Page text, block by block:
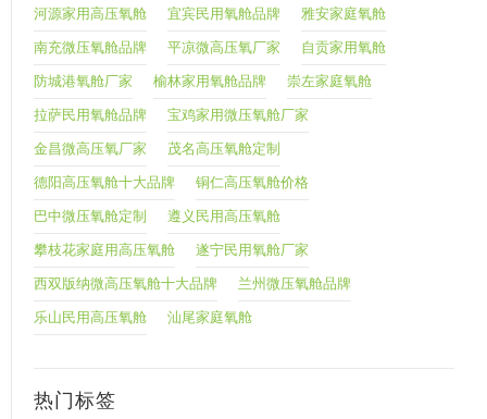
河源家用高压氧舱 宜宾民用氧舱品牌 雅安家庭氧舱
南充微压氧舱品牌 平凉微高压氧厂家 自贡家用氧舱
防城港氧舱厂家 榆林家用氧舱品牌 崇左家庭氧舱
拉萨民用氧舱品牌 宝鸡家用微压氧舱厂家
金昌微高压氧厂家 茂名高压氧舱定制
德阳高压氧舱十大品牌 铜仁高压氧舱价格
巴中微压氧舱定制 遵义民用高压氧舱
攀枝花家庭用高压氧舱 遂宁民用氧舱厂家
西双版纳微高压氧舱十大品牌 兰州微压氧舱品牌
乐山民用高压氧舱 汕尾家庭氧舱
热门标签